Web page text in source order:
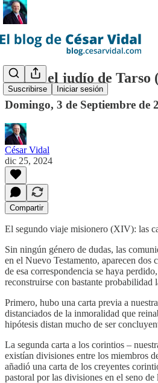
Suscribirse Iniciar sesión
Pablo, el judío de
Domingo, 3 de Septiembre de
César Vidal
dic 25, 2024
Compartir
El segundo viaje misionero (XIV): las
Sin ningún género de dudas, las
en el Nuevo Testamento, aparecen dos
de esa correspondencia se haya
reconstruirse con bastante probabilidad
Primero, hubo una carta previa a
distanciados de la inmoralidad que
hipótesis distan mucho de ser
La segunda carta a los corintios –
existían divisiones entre los miembros
añadió una carta de los creyentes
pastoral por las divisiones en el seno